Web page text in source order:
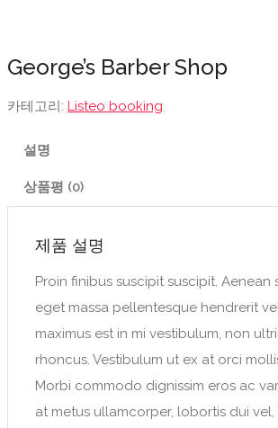
George’s Barber Shop
카테고리: Listeo booking
설명
상품평 (0)
제품 설명
Proin finibus suscipit suscipit. Aenean
eget massa pellentesque hendrerit
maximus est in mi vestibulum, non
rhoncus. Vestibulum ut ex at orci
Morbi commodo dignissim eros ac
at metus ullamcorper, lobortis dui